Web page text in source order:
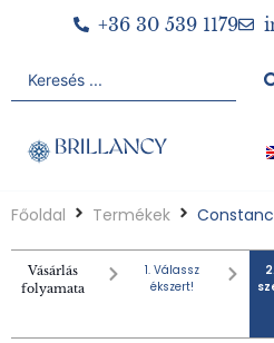
+36 30 539 1179
Főoldal Termékek
Vásárlás
folyamata
1. Válassz
ékszert!